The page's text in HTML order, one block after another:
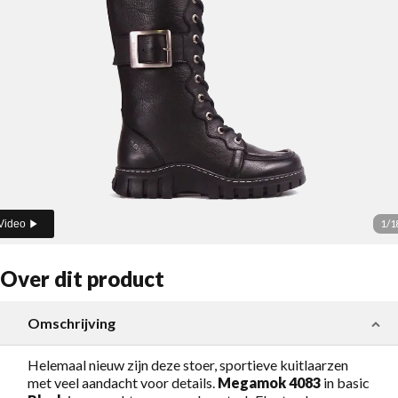
1/
Over dit product
Omschrijving
Helemaal nieuw zijn deze stoer, sportieve kuitlaarzen
met veel aandacht voor details. Megamok 4083 in basic